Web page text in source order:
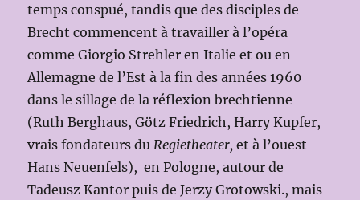
temps conspué, tandis que des disciples de
Brecht commencent à travailler à l’opéra
comme Giorgio Strehler en Italie et ou en
Allemagne de l’Est à la fin des années 1960
dans le sillage de la réflexion brechtienne
(Ruth Berghaus, Götz Friedrich, Harry Kupfer,
vrais fondateurs du Regietheater,et à l’ouest
Hans Neuenfels), en Pologne, autour de
Tadeusz Kantor puis de Jerzy Grotowski., mais